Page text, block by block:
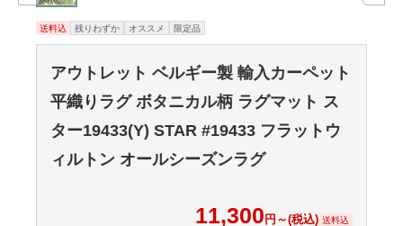
送料込 残りわずか オススメ 限定品
アウトレット ベルギー製 輸入カーペット
平織りラグ ボタニカル柄 ラグマット ス
ター19433(Y) STAR #19433 フラットウ
ィルトン オールシーズンラグ
11,300 円～(税込) 送料込